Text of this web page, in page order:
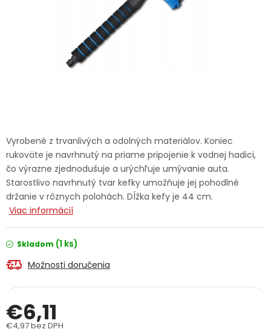
Ochranné pracovné pomôcky
Servis náradia Hodnotenie obchodu
Doprava a platba
Kontakty
PODPORA
Reklamačný formulár
Vyrobené z trvanlivých a odolných materiálov. Koniec
rukoväte je navrhnutý na priame pripojenie k vodnej hadici,
čo výrazne zjednodušuje a urýchľuje umývanie auta.
Starostlivo navrhnutý tvar kefky umožňuje jej pohodlné
držanie v rôznych polohách. Dĺžka kefy je 44 cm.
Viac informácií
Skladom (1 ks)
Možnosti doručenia
€6,11
€4,97 bez DPH